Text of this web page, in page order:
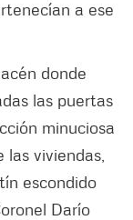
a ese
donde
las puertas
minuciosa
viviendas,
escondido
Darío